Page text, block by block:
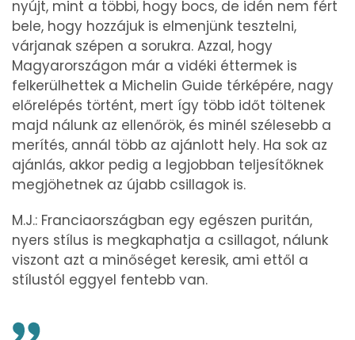
nyújt, mint a többi, hogy bocs, de idén nem fért
bele, hogy hozzájuk is elmenjünk tesztelni,
várjanak szépen a sorukra. Azzal, hogy
Magyarországon már a vidéki éttermek is
felkerülhettek a Michelin Guide térképére, nagy
előrelépés történt, mert így több időt töltenek
majd nálunk az ellenőrök, és minél szélesebb a
merítés, annál több az ajánlott hely. Ha sok az
ajánlás, akkor pedig a legjobban teljesítőknek
megjöhetnek az újabb csillagok is.
M.J.: Franciaországban egy egészen puritán,
nyers stílus is megkaphatja a csillagot, nálunk
viszont azt a minőséget keresik, ami ettől a
stílustól eggyel fentebb van.